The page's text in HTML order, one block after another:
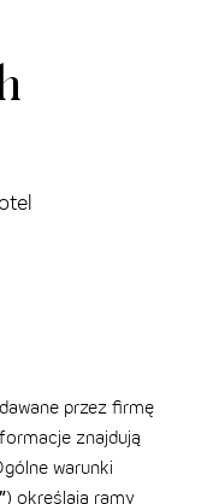
przez firmę
znajdują
warunki
) określają ramy